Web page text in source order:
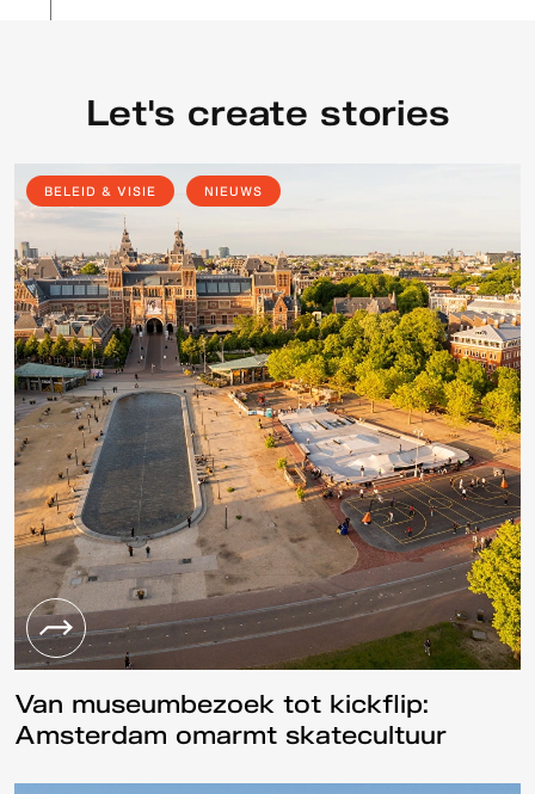
Let's create stories
BELEID & VISIE NIEUWS
Van museumbezoek tot kickflip:
Amsterdam omarmt skatecultuur